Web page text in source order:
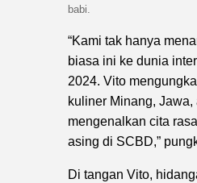
babi.
“Kami tak hanya
biasa ini ke dunia
2024. Vito
kuliner Minang,
mengenalkan cita
asing di SCBD,”
Di tangan Vito,